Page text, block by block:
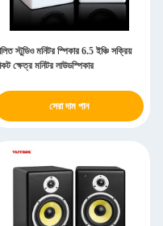
স্টুডিও মনিটর স্পিকার 6.5 ইঞ্চি সক্রিয়
ক্ষেত্র মনিটর লাউডস্পিকার
সেরা দাম পান